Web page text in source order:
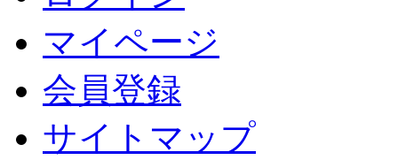
マイページ
会員登録
サイトマップ